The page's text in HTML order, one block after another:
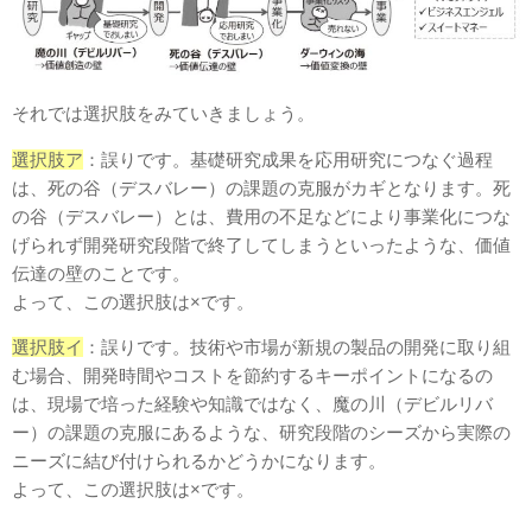
それでは選択肢をみていきましょう。
選択肢ア ：誤りです。基礎研究成果を応用研究につなぐ過程
は、死の谷（デスバレー）の課題の克服がカギとなります。死
の谷（デスバレー）とは、費用の不足などにより事業化につな
げられず開発研究段階で終了してしまうといったような、価値
伝達の壁のことです。
よって、この選択肢は×です。
選択肢イ ：誤りです。技術や市場が新規の製品の開発に取り組
む場合、開発時間やコストを節約するキーポイントになるの
は、現場で培った経験や知識ではなく、魔の川（デビルリバ
ー）の課題の克服にあるような、研究段階のシーズから実際の
ニーズに結び付けられるかどうかになります。
よって、この選択肢は×です。